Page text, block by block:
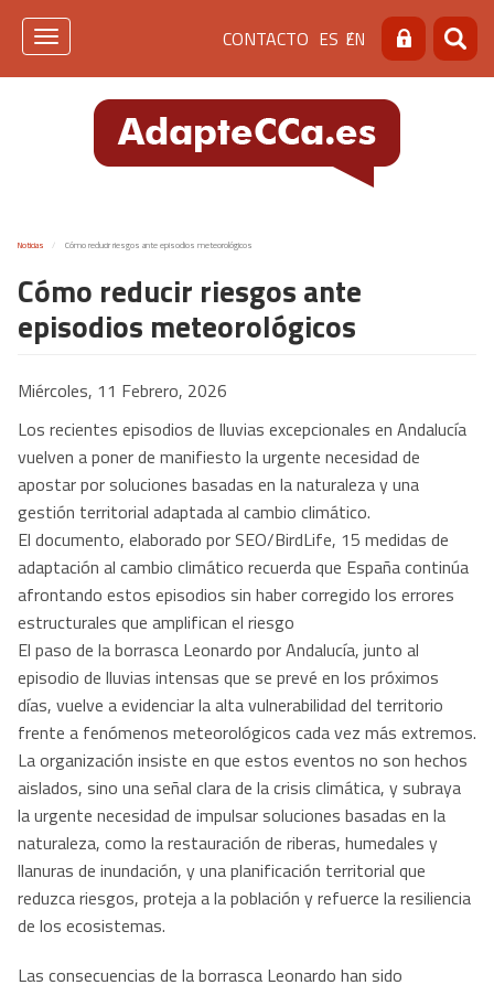
Pasar
Menú
de
cabecera
[contacto]
CONTACTO ES EN Buscar
Toggle
Noticias Cómo reducir riesgos ante episodios meteorológicos
Cómo reducir riesgos ante
episodios meteorológicos
Miércoles, 11 Febrero, 2026
Los recientes episodios de lluvias excepcionales en Andalucía
vuelven a poner de manifiesto la urgente necesidad de
apostar por soluciones basadas en la naturaleza y una
gestión territorial adaptada al cambio climático.
El documento, elaborado por SEO/BirdLife, 15 medidas de
adaptación al cambio climático recuerda que España continúa
afrontando estos episodios sin haber corregido los errores
estructurales que amplifican el riesgo
El paso de la borrasca Leonardo por Andalucía, junto al
episodio de lluvias intensas que se prevé en los próximos
días, vuelve a evidenciar la alta vulnerabilidad del territorio
frente a fenómenos meteorológicos cada vez más extremos.
La organización insiste en que estos eventos no son hechos
aislados, sino una señal clara de la crisis climática, y subraya
la urgente necesidad de impulsar soluciones basadas en la
naturaleza, como la restauración de riberas, humedales y
llanuras de inundación, y una planificación territorial que
reduzca riesgos, proteja a la población y refuerce la resiliencia
de los ecosistemas.
Las consecuencias de la borrasca Leonardo han sido